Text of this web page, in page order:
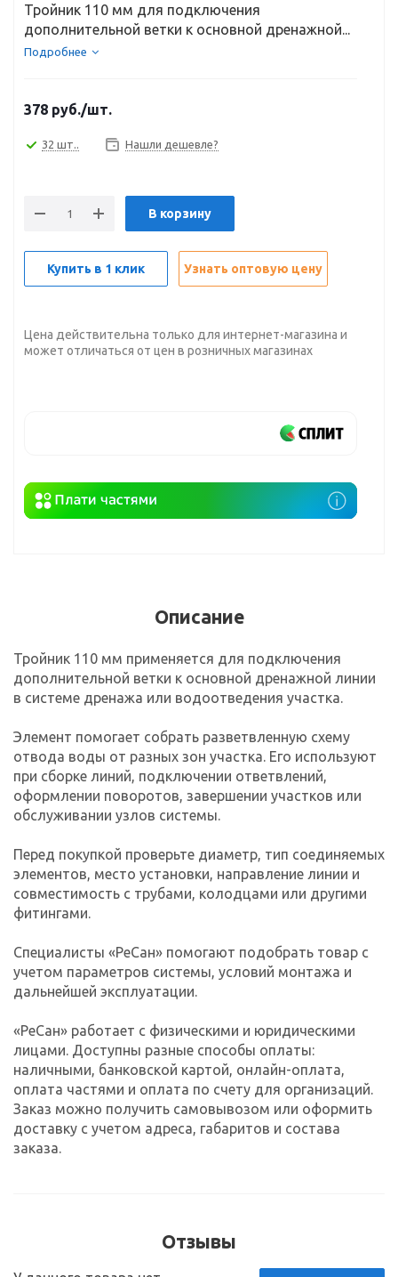
Тройник 110 мм для подключения
дополнительной ветки к основной дренажной...
Подробнее
378 руб./шт.
32 шт.. Нашли дешевле?
В корзину
Купить в 1 клик Узнать оптовую цену
Цена действительна только для интернет-магазина и
может отличаться от цен в розничных магазинах
Описание
Тройник 110 мм применяется для подключения
дополнительной ветки к основной дренажной линии
в системе дренажа или водоотведения участка.
Элемент помогает собрать разветвленную схему
отвода воды от разных зон участка. Его используют
при сборке линий, подключении ответвлений,
оформлении поворотов, завершении участков или
обслуживании узлов системы.
Перед покупкой проверьте диаметр, тип соединяемых
элементов, место установки, направление линии и
совместимость с трубами, колодцами или другими
фитингами.
Специалисты «РеСан» помогают подобрать товар с
учетом параметров системы, условий монтажа и
дальнейшей эксплуатации.
«РеСан» работает с физическими и юридическими
лицами. Доступны разные способы оплаты:
наличными, банковской картой, онлайн-оплата,
оплата частями и оплата по счету для организаций.
Заказ можно получить самовывозом или оформить
доставку с учетом адреса, габаритов и состава
заказа.
Отзывы